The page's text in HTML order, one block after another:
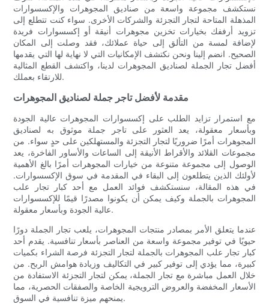
نستكشف مجموعة واسعة من صناديق المجوهرات والإكسسوارات
المذهلة المتاحة لتجار التجزئة والشركات الأخرى. سواء كنت تتطلع إلى
تزويد أرففك بخيارات تخزين مجوهرات أنيقة أو إكسسوارات فريدة
لإضافة لمسة من التألق إلى حياة عملائك، فقد وصلت إلى المكان
الصحيح. انضم إلينا ونحن نكتشف الإمكانيات التي لا نهاية لها التي يقدمها
أفضل تجار الجملة لصناديق المجوهرات لدينا، واكتشف القطع المثالية
للارتقاء بعملك.
مقدمة لأفضل تاجر جملة لصناديق المجوهرات
مع استمرار تزايد الطلب على إكسسوارات المجوهرات عالية الجودة
وبأسعار معقولة، يعد العثور على تاجر جملة موثوق به لصناديق
المجوهرات أمرًا ضروريًا لتجار التجزئة والمستهلكين على حدٍ سواء. من
مجموعات القلائد والأقراط الأنيقة إلى الساعات والأساور الفاخرة، يعد
الوصول إلى مجموعة متنوعة من خيارات المجوهرات أمرًا بالغ الأهمية
لأولئك الذين يتطلعون إلى البقاء في المقدمة في سوق الإكسسوارات.
في هذه المقالة، سنستكشف فوائد العمل مع أحد كبار تجار علب
المجوهرات بالجملة وكيف يمكن أن يكونوا مصدرًا قيمًا للإكسسوارات
عالية الجودة وبأسعار معقولة.
عندما يتعلق الأمر بمصادر منتجات المجوهرات، يلعب تجار الجملة دورًا
حيويًا في توفير مجموعة واسعة من العناصر بأسعار تنافسية. يقدم أحد
كبار تجار علب المجوهرات بالجملة لتجار التجزئة فرصة الشراء بكميات
كبيرة، مما يؤدي إلى توفير كبير في التكاليف وزيادة هوامش الربح. من
خلال العمل مباشرة مع تجار الجملة، يمكن لتجار التجزئة الاستفادة من
الأسعار المخفضة والعروض الترويجية الخاصة والصفقات الحصرية، مما
يمنحهم ميزة تنافسية في السوق.